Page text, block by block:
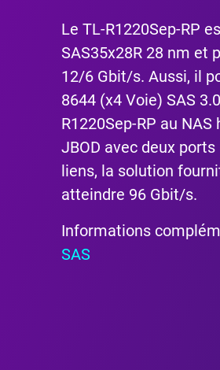
Le TL-R1220Sep-RP
SAS35x28R 28 nm et
12/6 Gbit/s. Aussi, il
8644 (x4 Voie) SAS
R1220Sep-RP au
JBOD avec deux
liens, la solution
atteindre 96 Gbit/s.
Informations
SAS